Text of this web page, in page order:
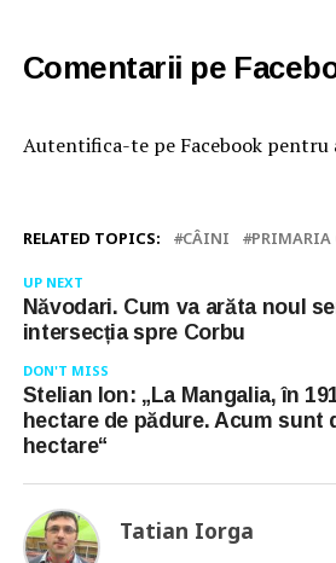
Comentarii pe
Autentifica-te pe Facebook pentru
RELATED TOPICS: CÂINI PRIMARIA
UP NEXT
Năvodari. Cum va arăta noul
intersecția spre Corbu
DON'T MISS
Stelian Ion: „La Mangalia, în
hectare de pădure. Acum sunt
hectare“
Tatian Iorga